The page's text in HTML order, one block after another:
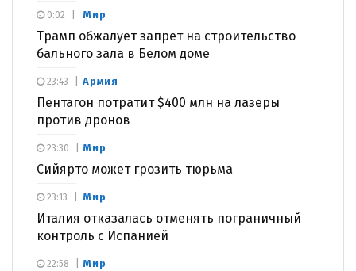
Мир
Трамп обжалует запрет на строительство
бального зала в Белом доме
0:02
Армия
Пентагон потратит $400 млн на лазеры
против дронов
23:43
Мир
Сийярто может грозить тюрьма
23:30
Мир
Италия отказалась отменять пограничный
контроль с Испанией
23:13
Мир
22:58